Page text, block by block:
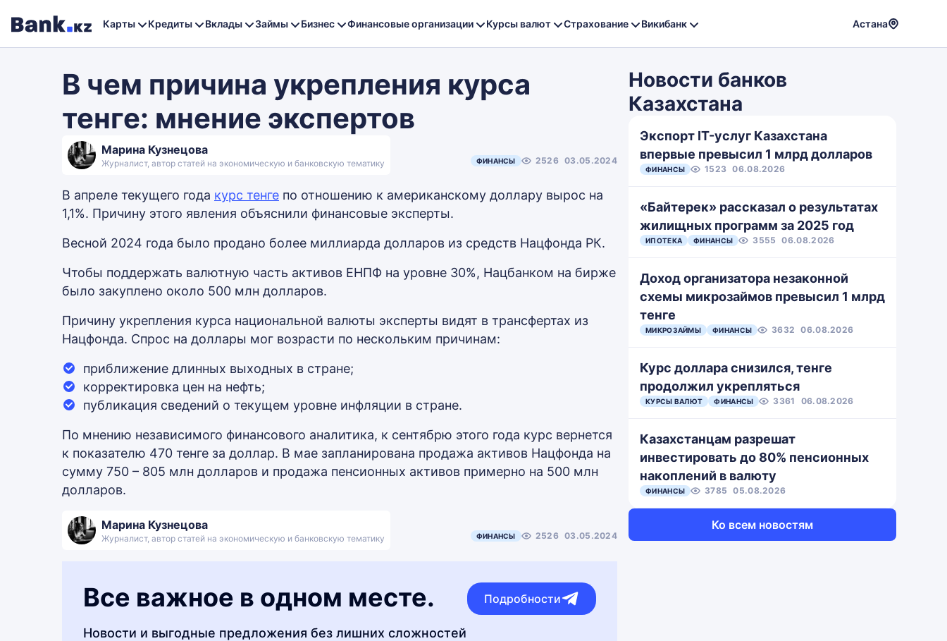
Карты Кредиты Вклады Займы Бизнес Финансовые организации Курсы валют Страхование Викибанк Астана
В чем причина укрепления курса
тенге: мнение экспертов
Марина Кузнецова
Журналист, автор статей на экономическую и банковскую тематику ФИНАНСЫ 2526 03.05.2024
В апреле текущего года курс тенге по отношению к американскому доллару вырос на
1,1%. Причину этого явления объяснили финансовые эксперты.
Весной 2024 года было продано более миллиарда долларов из средств Нацфонда РК.
Чтобы поддержать валютную часть активов ЕНПФ на уровне 30%, Нацбанком на бирже
было закуплено около 500 млн долларов.
Причину укрепления курса национальной валюты эксперты видят в трансфертах из
Нацфонда. Спрос на доллары мог возрасти по нескольким причинам:
приближение длинных выходных в стране;
корректировка цен на нефть;
публикация сведений о текущем уровне инфляции в стране.
По мнению независимого финансового аналитика, к сентябрю этого года курс вернется
к показателю 470 тенге за доллар. В мае запланирована продажа активов Нацфонда на
сумму 750 – 805 млн долларов и продажа пенсионных активов примерно на 500 млн
долларов.
Марина Кузнецова
Журналист, автор статей на экономическую и банковскую тематику ФИНАНСЫ 2526 03.05.2024
Все важное в одном месте.
Новости и выгодные предложения без лишних сложностей
Подробности
Новости банков
Казахстана
Экспорт IT-услуг Казахстана
впервые превысил 1 млрд долларов
ФИНАНСЫ 1523 06.08.2026
«Байтерек» рассказал о результатах
жилищных программ за 2025 год
ИПОТЕКА ФИНАНСЫ 3555 06.08.2026
Доход организатора незаконной
схемы микрозаймов превысил 1 млрд
тенге
МИКРОЗАЙМЫ ФИНАНСЫ 3632 06.08.2026
Курс доллара снизился, тенге
продолжил укрепляться
КУРСЫ ВАЛЮТ ФИНАНСЫ 3361 06.08.2026
Казахстанцам разрешат
инвестировать до 80% пенсионных
накоплений в валюту
ФИНАНСЫ 3785 05.08.2026
Ко всем новостям